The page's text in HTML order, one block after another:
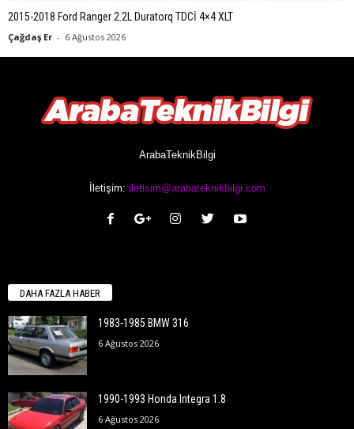
2015-2018 Ford Ranger 2.2L Duratorq TDCİ 4×4 XLT
Çağdaş Er - 6 Ağustos 2026
ArabaTeknikBilgi
İletişim: iletisim@arabateknikbilgi.com
DAHA FAZLA HABER
1983-1985 BMW 316
6 Ağustos 2026
1990-1993 Honda Integra 1.8
6 Ağustos 2026